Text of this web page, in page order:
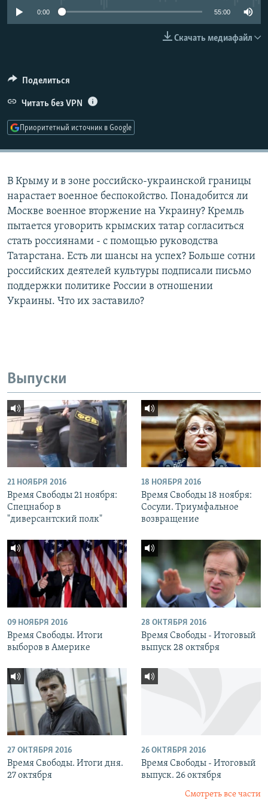
РАСПИСАНИЕ ВЕЩАНИЯ
0:00 55:00
Скачать медиафайл
Поделиться
Читать без VPN
Приоритетный источник в Google
В Крыму и в зоне российско-украинской границы
нарастает военное беспокойство. Понадобится ли
Москве военное вторжение на Украину? Кремль
пытается уговорить крымских татар согласиться
стать россиянами - с помощью руководства
Татарстана. Есть ли шансы на успех? Больше сотни
российских деятелей культуры подписали письмо
поддержки политике России в отношении
Украины. Что их заставило?
Выпуски
21 НОЯБРЯ 2016
Время Свободы 21 ноября:
Спецнабор в
"диверсантский полк"
18 НОЯБРЯ 2016
Время Свободы 18 ноября:
Сосули. Триумфальное
возвращение
09 НОЯБРЯ 2016
Время Свободы. Итоги
выборов в Америке
28 ОКТЯБРЯ 2016
Время Свободы - Итоговый
выпуск 28 октября
27 ОКТЯБРЯ 2016
Время Свободы. Итоги дня.
27 октября
26 ОКТЯБРЯ 2016
Время Свободы - Итоговый
выпуск. 26 октября
Смотреть все части